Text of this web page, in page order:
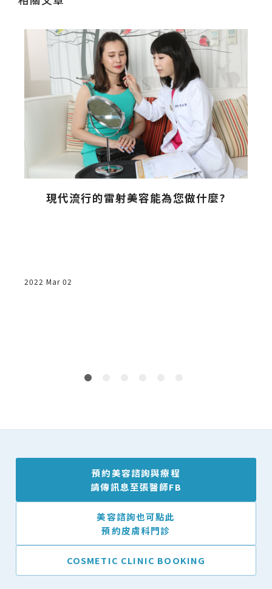
現代流行的雷射美容能為您做什麼?
2022 Mar 02
預約美容諮詢與療程
請傳訊息至張醫師FB
美容諮詢也可點此
預約皮膚科門診
COSMETIC CLINIC BOOKING